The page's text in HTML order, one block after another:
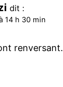
dit :
14 h 30 min
renversant.